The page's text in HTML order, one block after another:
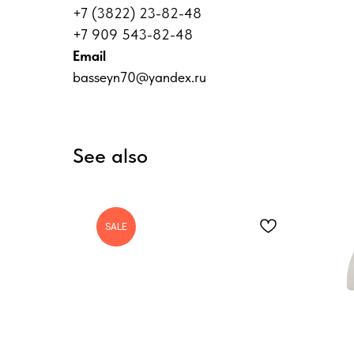
+7 (3822) 23-82-48
+7 909 543-82-48
Email
basseyn70@yandex.ru
See also
SALE